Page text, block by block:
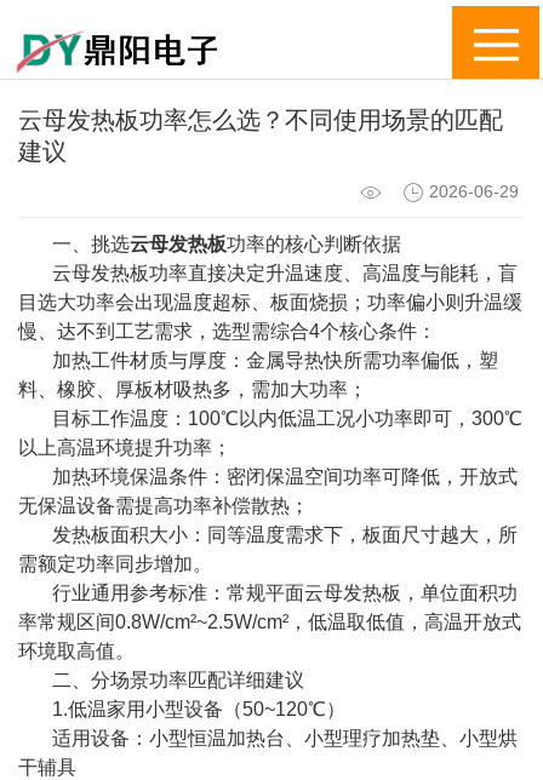
云母发热板功率怎么选？不同使用场景的匹配
建议
2026-06-29
一、挑选云母发热板功率的核心判断依据
云母发热板功率直接决定升温速度、高温度与能耗，盲
目选大功率会出现温度超标、板面烧损；功率偏小则升温缓
慢、达不到工艺需求，选型需综合4个核心条件：
加热工件材质与厚度：金属导热快所需功率偏低，塑
料、橡胶、厚板材吸热多，需加大功率；
目标工作温度：100℃以内低温工况小功率即可，300℃
以上高温环境提升功率；
加热环境保温条件：密闭保温空间功率可降低，开放式
无保温设备需提高功率补偿散热；
发热板面积大小：同等温度需求下，板面尺寸越大，所
需额定功率同步增加。
行业通用参考标准：常规平面云母发热板，单位面积功
率常规区间0.8W/cm²~2.5W/cm²，低温取低值，高温开放式
环境取高值。
二、分场景功率匹配详细建议
1.低温家用小型设备（50~120℃）
适用设备：小型恒温加热台、小型理疗加热垫、小型烘
干辅具